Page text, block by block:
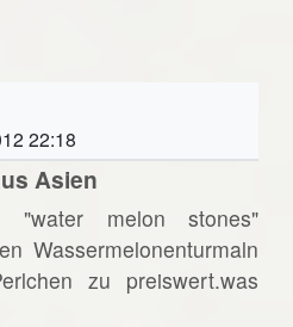
22:18
Asien
"water melon stones"
Wassermelonenturmaln
zu preiswert.was